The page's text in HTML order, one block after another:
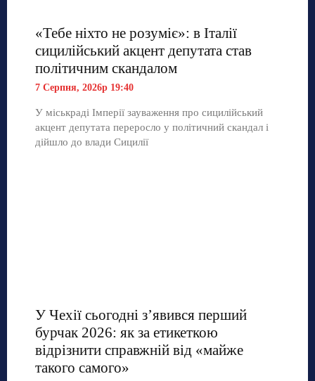
«Тебе ніхто не розуміє»: в Італії
сицилійський акцент депутата став
політичним скандалом
7 Серпня, 2026р 19:40
У міськраді Імперії зауваження про сицилійський
акцент депутата переросло у політичний скандал і
дійшло до влади Сицилії
У Чехії сьогодні з’явився перший
бурчак 2026: як за етикеткою
відрізнити справжній від «майже
такого самого»